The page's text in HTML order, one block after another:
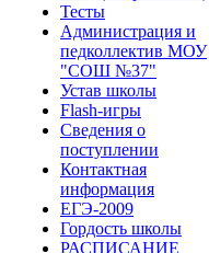
Тесты
Администрация и
педколлектив МОУ
"СОШ №37"
Устав школы
Flash-игры
Сведения о
поступлении
Контактная
информация
ЕГЭ-2009
Гордость школы
РАСПИСАНИЕ